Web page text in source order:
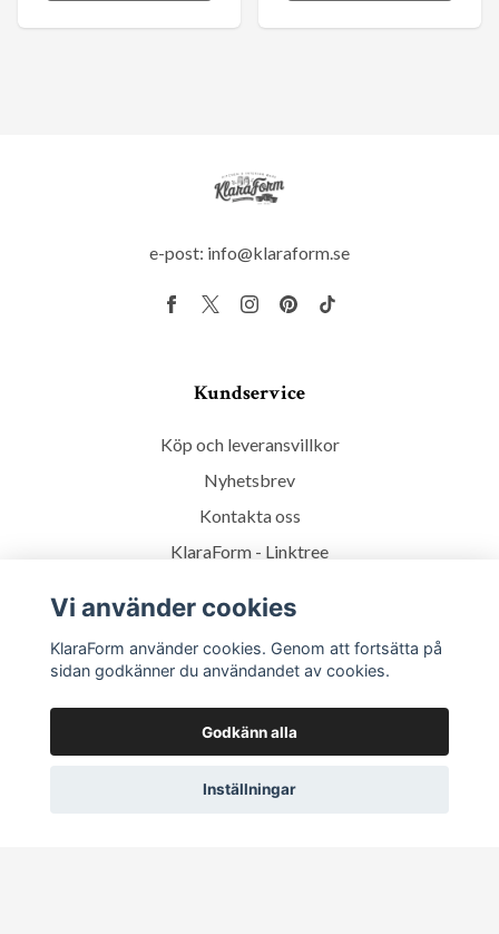
e-post: info@klaraform.se
Kundservice
Köp och leveransvillkor
Nyhetsbrev
Kontakta oss
KlaraForm - Linktree
Prenumerera
Vi använder cookies
KlaraForm använder cookies. Genom att fortsätta på
sidan godkänner du användandet av cookies.
Godkänn alla
Inställningar